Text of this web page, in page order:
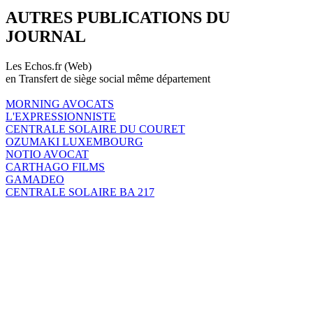
AUTRES PUBLICATIONS DU
JOURNAL
Les Echos.fr (Web)
en Transfert de siège social même département
MORNING AVOCATS
L'EXPRESSIONNISTE
CENTRALE SOLAIRE DU COURET
OZUMAKI LUXEMBOURG
NOTIO AVOCAT
CARTHAGO FILMS
GAMADEO
CENTRALE SOLAIRE BA 217